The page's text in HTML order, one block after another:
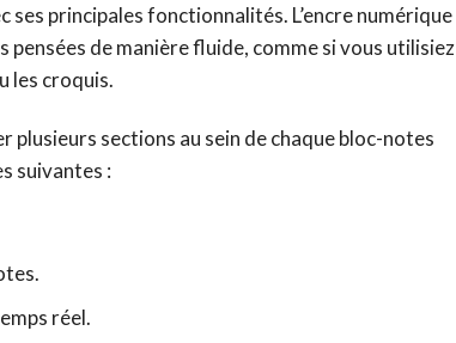
principales fonctionnalités. L’encre numérique
pensées de manière fluide, comme si vous utilisiez
les croquis.
plusieurs sections au sein de chaque bloc-notes
suivantes :
réel.